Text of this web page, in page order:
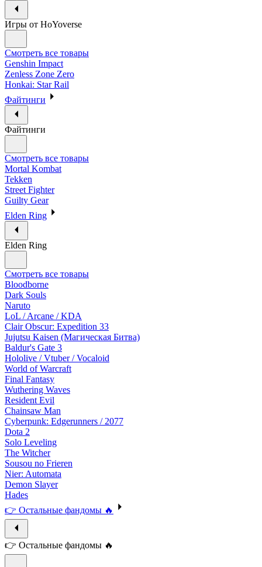
Игры от HoYoverse
Смотреть все товары
Genshin Impact
Zenless Zone Zero
Honkai: Star Rail
Файтинги
Файтинги
Смотреть все товары
Mortal Kombat
Tekken
Street Fighter
Guilty Gear
Elden Ring
Elden Ring
Смотреть все товары
Bloodborne
Dark Souls
Naruto
LoL / Arcane / KDA
Clair Obscur: Expedition 33
Jujutsu Kaisen (Магическая Битва)
Baldur's Gate 3
Hololive / Vtuber / Vocaloid
World of Warcraft
Final Fantasy
Wuthering Waves
Resident Evil
Chainsaw Man
Cyberpunk: Edgerunners / 2077
Dota 2
Solo Leveling
The Witcher
Sousou no Frieren
Nier: Automata
Demon Slayer
Hades
👉 Остальные фандомы 🔥
👉 Остальные фандомы 🔥